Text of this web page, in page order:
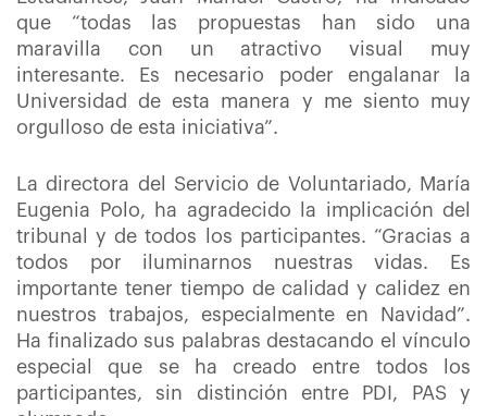
que “todas las propuestas han sido una
maravilla con un atractivo visual muy
interesante. Es necesario poder engalanar la
Universidad de esta manera y me siento muy
orgulloso de esta iniciativa”.
La directora del Servicio de Voluntariado, María
Eugenia Polo, ha agradecido la implicación del
tribunal y de todos los participantes. “Gracias a
todos por iluminarnos nuestras vidas. Es
importante tener tiempo de calidad y calidez en
nuestros trabajos, especialmente en Navidad”.
Ha finalizado sus palabras destacando el vínculo
especial que se ha creado entre todos los
participantes, sin distinción entre PDI, PAS y